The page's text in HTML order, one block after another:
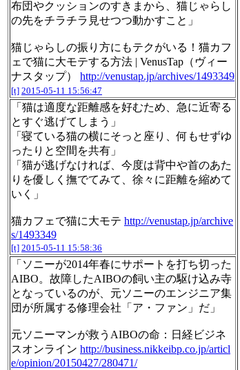
布団やクッションのすきまから、猫じゃらし
の先をチラチラ見せつつ動かすこと」
猫じゃらしの振り方にもテクがいる！猫カフ
ェで猫に大モテする方法 | VenusTap（ヴィー
ナスタップ） http://venustap.jp/archives/1493349
[t] 2015-05-11 15:56:47
「猫は適度な距離感を好むため、急に近寄る
とすぐ逃げてしまう」
「寝ている猫の横にそっと座り、何もせずゆ
ったりと空間を共有」
「猫が逃げなければ、今度は背中や首のあた
りを優しく撫でてみて、徐々に距離を縮めて
いく」
猫カフェで猫に大モテ http://venustap.jp/archive
s/1493349
[t] 2015-05-11 15:58:36
「ソニーが2014年春にサポートを打ち切った
AIBO。故障したAIBOの飼い主の駆け込み寺
となっているのが、元ソニーのエンジニア集
団が所属する修理会社「ア・ファン」だ」
元ソニーマンが救うAIBOの命：日経ビジネ
スオンライン http://business.nikkeibp.co.jp/articl
e/opinion/20150427/280471/